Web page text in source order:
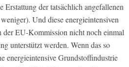
Erstattung der tatsächlich angefallenen
Und diese energieintensiven
der EU-Kommission nicht noch einmal
unterstützt werden. Wenn das so
energieintensive Grundstoffindustrie